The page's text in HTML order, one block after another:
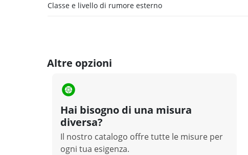
Classe e livello di rumore esterno
Altre opzioni
Hai bisogno di una misura
diversa?
Il nostro catalogo offre tutte le misure per
ogni tua esigenza.